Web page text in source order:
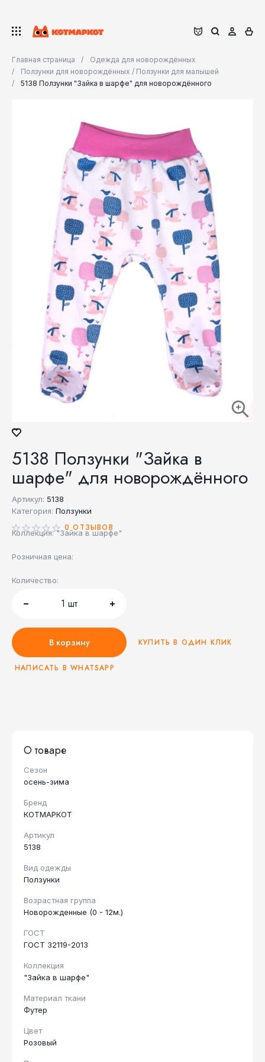
Главная страница
Одежда для новорождённых
Ползунки для новорождённых / Ползунки для малышей
5138 Ползунки "Зайка в шарфе" для новорождённого
5138 Ползунки "Зайка в
шарфе" для новорождённого
Артикул: 5138
Категория: Ползунки
0 ОТЗЫВОВ
Коллекция: "Зайка в шарфе"
Розничная цена:
Количество:
1 шт
В корзину КУПИТЬ В ОДИН КЛИК
НАПИСАТЬ В WHATSAPP
О товаре
Сезон
осень-зима
Бренд
КОТМАРКОТ
Артикул
5138
Вид одежды
Ползунки
Возрастная группа
Новорожденные (0 - 12м.)
ГОСТ
ГОСТ 32119-2013
Коллекция
"Зайка в шарфе"
Материал ткани
Футер
Цвет
Розовый